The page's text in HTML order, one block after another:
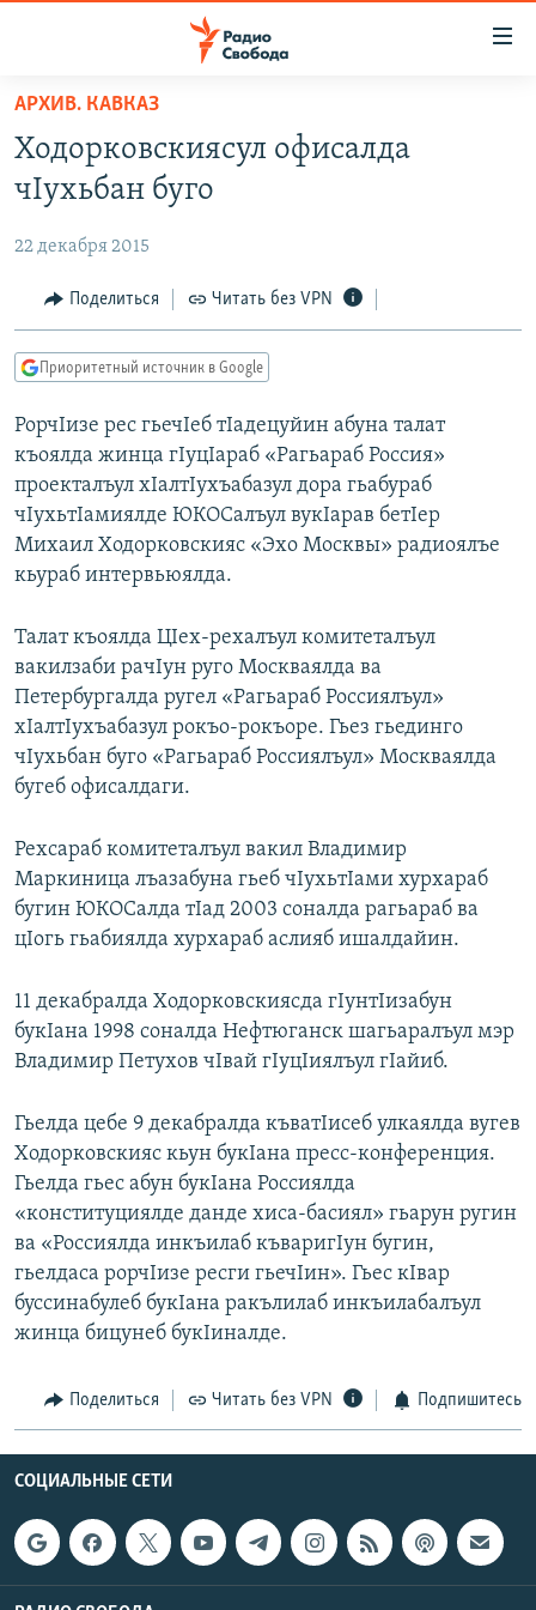
упрощенного
доступа
Вернуться
основному
Вернутся
главной
навигации
Вернутся
поиску
ПОДКАСТЫ
АВТОРСКИЕ ПРОЕКТЫ
ЦИТАТЫ СВОБОДЫ
МНЕНИЯ
IDEL.РЕАЛИИ
КАВКАЗ.РЕАЛИИ
СЕВЕР.РЕАЛИИ
СИБИРЬ.РЕАЛИИ
РАСПИСАНИЕ ВЕЩАНИЯ
СОЦИАЛЬНЫЕ СЕТИ
АРХИВ. КАВКАЗ
Ходорковскиясул офисалда
чIухьбан буго
22 декабря 2015
Поделиться Читать без VPN
Приоритетный источник в Google
РорчIизе рес гьечIеб тIадецуйин абуна талат
къоялда жинца гIуцIараб «Рагьараб Россия»
проекталъул хIалтIухъабазул дора гьабураб
чIухьтIамиялде ЮКОСалъул вукIарав бетIер
Михаил Ходорковскияс «Эхо Москвы» радиоялъе
кьураб интервьюялда.
Талат къоялда ЦIех-рехалъул комитеталъул
вакилзаби рачIун руго Москваялда ва
Петербургалда ругел «Рагьараб Россиялъул»
хIалтIухъабазул рокъо-рокъоре. Гьез гьединго
чIухьбан буго «Рагьараб Россиялъул» Москваялда
бугеб офисалдаги.
Рехсараб комитеталъул вакил Владимир
Маркиница лъазабуна гьеб чIухьтIами хурхараб
бугин ЮКОСалда тIад 2003 соналда рагьараб ва
цIогь гьабиялда хурхараб аслияб ишалдайин.
11 декабралда Ходорковскиясда гIунтIизабун
букIана 1998 соналда Нефтюганск шагьаралъул мэр
Владимир Петухов чIвай гIуцIиялъул гIайиб.
Гьелда цебе 9 декабралда къватIисеб улкаялда вугев
Ходорковскияс кьун букIана пресс-конференция.
Гьелда гьес абун букIана Россиялда
«конституциялде данде хиса-басиял» гьарун ругин
ва «Россиялда инкъилаб къваригIун бугин,
гьелдаса рорчIизе ресги гьечIин». Гьес кIвар
буссинабулеб букIана ракълилаб инкъилабалъул
жинца бицунеб букIиналде.
Поделиться Читать без VPN Подпишитесь
СОЦИАЛЬНЫЕ СЕТИ